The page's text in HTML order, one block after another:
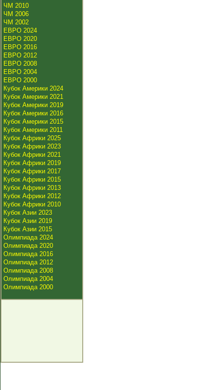
ЧМ 2010
ЧМ 2006
ЧМ 2002
ЕВРО 2024
ЕВРО 2020
ЕВРО 2016
ЕВРО 2012
ЕВРО 2008
ЕВРО 2004
ЕВРО 2000
Кубок Америки 2024
Кубок Америки 2021
Кубок Америки 2019
Кубок Америки 2016
Кубок Америки 2015
Кубок Америки 2011
Кубок Африки 2025
Кубок Африки 2023
Кубок Африки 2021
Кубок Африки 2019
Кубок Африки 2017
Кубок Африки 2015
Кубок Африки 2013
Кубок Африки 2012
Кубок Африки 2010
Кубок Азии 2023
Кубок Азии 2019
Кубок Азии 2015
Олимпиада 2024
Олимпиада 2020
Олимпиада 2016
Олимпиада 2012
Олимпиада 2008
Олимпиада 2004
Олимпиада 2000